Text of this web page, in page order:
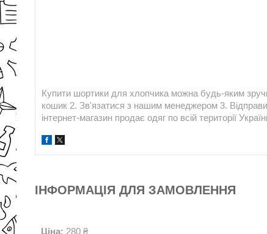
Купити шортики для хлопчика можна будь-яким
кошик 2. Зв'язатися з нашим менеджером 3.
інтернет-магазин продає одяг по всій території
ІНФОРМАЦІЯ ДЛЯ ЗАМОВЛЕННЯ
Ціна: 280 ₴